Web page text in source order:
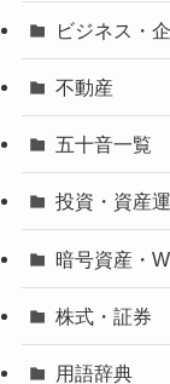
ビジネス・
不動産
五十音一覧
投資・資産
暗号資産・
株式・証券
用語辞典